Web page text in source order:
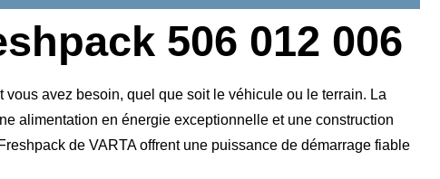
506 012 006
avez besoin, quel que soit le véhicule ou le terrain. La
alimentation en énergie exceptionnelle et une construction
de VARTA offrent une puissance de démarrage fiable